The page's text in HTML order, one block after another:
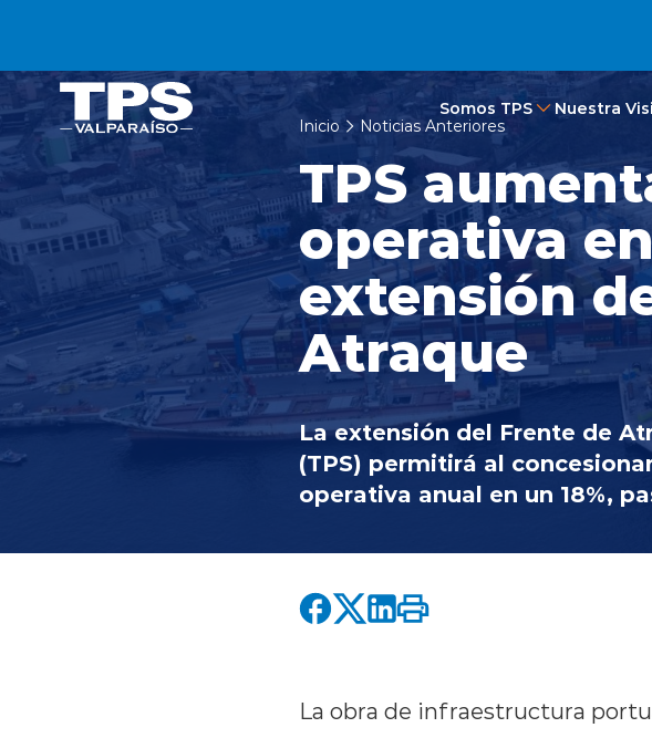
Somos TPS Nuestra
Inicio Noticias Anteriores
TPS
operativa
extensión
Atraque
La extensión del Frente de
(TPS) permitirá al
operativa anual en un 18%,
La obra de infraestructura